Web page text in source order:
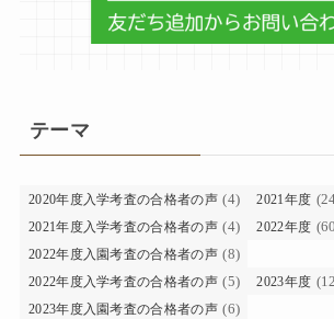
テーマ
2020年度入学考査の合格者の声 (4) 2021年度
2021年度入学考査の合格者の声 (4) 2022年度
2022年度入園考査の合格者の声 (8)
2022年度入学考査の合格者の声 (5) 2023年度
2023年度入園考査の合格者の声 (6)